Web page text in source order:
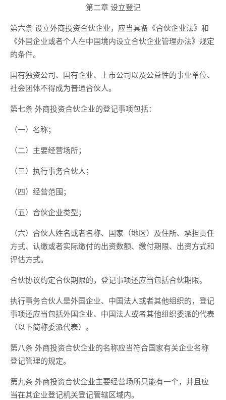
第二章 设立登记
第六条 设立外商投资合伙企业，应当具备《合伙企业法》和
《外国企业或者个人在中国境内设立合伙企业管理办法》规定
的条件。
国有独资公司、国有企业、上市公司以及公益性的事业单位、
社会团体不得成为普通合伙人。
第七条 外商投资合伙企业的登记事项包括：
（一）名称；
（二）主要经营场所；
（三）执行事务合伙人；
（四）经营范围；
（五）合伙企业类型；
（六）合伙人姓名或者名称、国家（地区）及住所、承担责任
方式、认缴或者实际缴付的出资数额、缴付期限、出资方式和
评估方式。
合伙协议约定合伙期限的，登记事项还应当包括合伙期限。
执行事务合伙人是外国企业、中国法人或者其他组织的，登记
事项还应当包括外国企业、中国法人或者其他组织委派的代表
（以下简称委派代表）。
第八条 外商投资合伙企业的名称应当符合国家有关企业名称
登记管理的规定。
第九条 外商投资合伙企业主要经营场所只能有一个，并且应
当在其企业登记机关登记管辖区域内。